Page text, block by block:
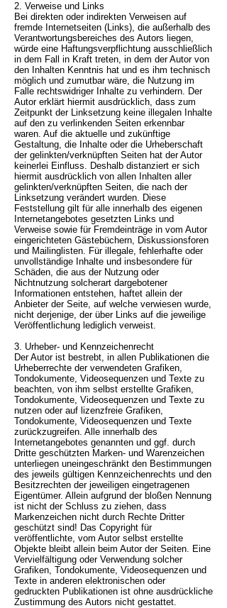
2. Verweise und Links
Bei direkten oder indirekten Verweisen auf
fremde Internetseiten (Links), die außerhalb des
Verantwortungsbereiches des Autors liegen,
würde eine Haftungsverpflichtung ausschließlich
in dem Fall in Kraft treten, in dem der Autor von
den Inhalten Kenntnis hat und es ihm technisch
möglich und zumutbar wäre, die Nutzung im
Falle rechtswidriger Inhalte zu verhindern. Der
Autor erklärt hiermit ausdrücklich, dass zum
Zeitpunkt der Linksetzung keine illegalen Inhalte
auf den zu verlinkenden Seiten erkennbar
waren. Auf die aktuelle und zukünftige
Gestaltung, die Inhalte oder die Urheberschaft
der gelinkten/verknüpften Seiten hat der Autor
keinerlei Einfluss. Deshalb distanziert er sich
hiermit ausdrücklich von allen Inhalten aller
gelinkten/verknüpften Seiten, die nach der
Linksetzung verändert wurden. Diese
Feststellung gilt für alle innerhalb des eigenen
Internetangebotes gesetzten Links und
Verweise sowie für Fremdeinträge in vom Autor
eingerichteten Gästebüchern, Diskussionsforen
und Mailinglisten. Für illegale, fehlerhafte oder
unvollständige Inhalte und insbesondere für
Schäden, die aus der Nutzung oder
Nichtnutzung solcherart dargebotener
Informationen entstehen, haftet allein der
Anbieter der Seite, auf welche verwiesen wurde,
nicht derjenige, der über Links auf die jeweilige
Veröffentlichung lediglich verweist.
3. Urheber- und Kennzeichenrecht
Der Autor ist bestrebt, in allen Publikationen die
Urheberrechte der verwendeten Grafiken,
Tondokumente, Videosequenzen und Texte zu
beachten, von ihm selbst erstellte Grafiken,
Tondokumente, Videosequenzen und Texte zu
nutzen oder auf lizenzfreie Grafiken,
Tondokumente, Videosequenzen und Texte
zurückzugreifen. Alle innerhalb des
Internetangebotes genannten und ggf. durch
Dritte geschützten Marken- und Warenzeichen
unterliegen uneingeschränkt den Bestimmungen
des jeweils gültigen Kennzeichenrechts und den
Besitzrechten der jeweiligen eingetragenen
Eigentümer. Allein aufgrund der bloßen Nennung
ist nicht der Schluss zu ziehen, dass
Markenzeichen nicht durch Rechte Dritter
geschützt sind! Das Copyright für
veröffentlichte, vom Autor selbst erstellte
Objekte bleibt allein beim Autor der Seiten. Eine
Vervielfältigung oder Verwendung solcher
Grafiken, Tondokumente, Videosequenzen und
Texte in anderen elektronischen oder
gedruckten Publikationen ist ohne ausdrückliche
Zustimmung des Autors nicht gestattet.